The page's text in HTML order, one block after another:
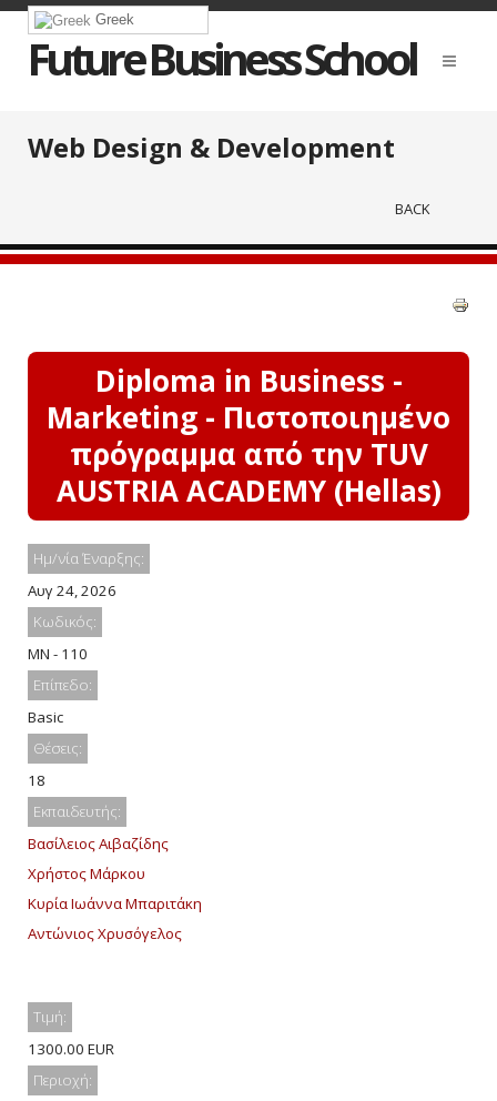
Greek
Future Business School
Web Design & Development
BACK
Diploma in Business -
Marketing - Πιστοποιημένο
πρόγραμμα από την TUV
AUSTRIA ACADEMY (Hellas)
Ημ/νία Έναρξης:
Αυγ 24, 2026
Κωδικός:
MN - 110
Επίπεδο:
Basic
Θέσεις:
18
Εκπαιδευτής:
Βασίλειος Αιβαζίδης
Χρήστος Μάρκου
Κυρία Ιωάννα Μπαριτάκη
Αντώνιος Χρυσόγελος
Τιμή:
1300.00 EUR
Περιοχή: